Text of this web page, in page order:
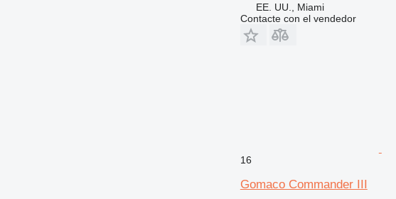
EE. UU., Miami
Contacte con el vendedor
16
Gomaco Commander III